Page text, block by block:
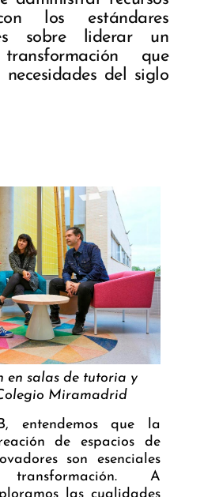
los estándares
sobre liderar un
que
del siglo
en salas de tutoria y
Miramadrid
, entendemos que la
de espacios de
son esenciales
A